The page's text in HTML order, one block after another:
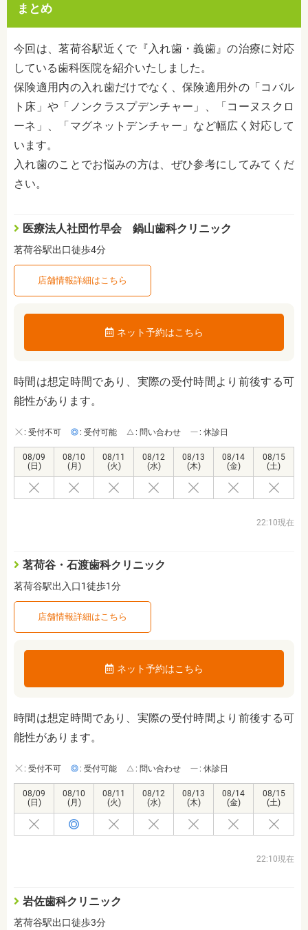
まとめ
今回は、茗荷谷駅近くで『入れ歯・義歯』の治療に対応
している歯科医院を紹介いたしました。
保険適用内の入れ歯だけでなく、保険適用外の「コバル
ト床」や「ノンクラスプデンチャー」、「コーヌスクロ
ーネ」、「マグネットデンチャー」など幅広く対応して
います。
入れ歯のことでお悩みの方は、ぜひ参考にしてみてくだ
さい。
医療法人社団竹早会 鍋山歯科クリニック
茗荷谷駅出口徒歩4分
店舗情報詳細はこちら
ネット予約はこちら
時間は想定時間であり、実際の受付時間より前後する可
能性があります。
: 受付不可 : 受付可能 : 問い合わせ : 休診日
08/09
(日)
08/10
(月)
08/11
(火)
08/12
(水)
08/13
(木)
08/14
(金)
08/15
(土)
22:10現在
茗荷谷・石渡歯科クリニック
茗荷谷駅出入口1徒歩1分
店舗情報詳細はこちら
ネット予約はこちら
時間は想定時間であり、実際の受付時間より前後する可
能性があります。
: 受付不可 : 受付可能 : 問い合わせ : 休診日
08/09
(日)
08/10
(月)
08/11
(火)
08/12
(水)
08/13
(木)
08/14
(金)
08/15
(土)
22:10現在
岩佐歯科クリニック
茗荷谷駅出口徒歩3分